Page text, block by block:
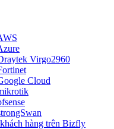
Virgo2960
Cloud
hàng trên Bizfly